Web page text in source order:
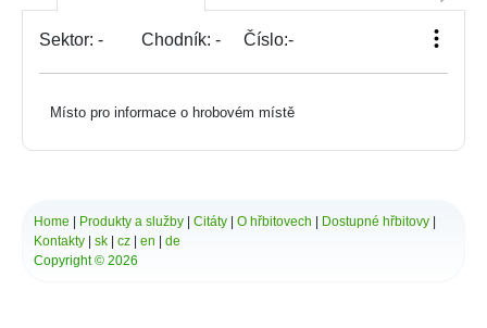
Sektor: - Chodník: - Číslo:-
Místo pro informace o hrobovém místě
Home Produkty a služby Citáty O hřbitovech Dostupné hřbitovy
Kontakty
sk cz en
de
Copyright © 2026